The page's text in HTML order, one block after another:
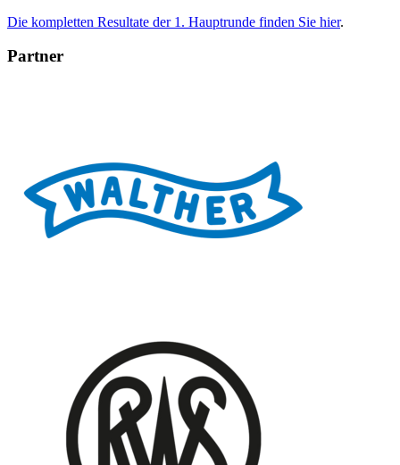
Die kompletten Resultate der 1. Hauptrunde finden Sie hier.
Partner